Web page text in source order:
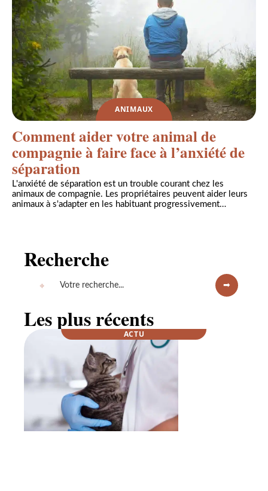
ANIMAUX
Comment aider votre animal de
compagnie à faire face à l’anxiété de
séparation
L'anxiété de séparation est un trouble courant chez les
animaux de compagnie. Les propriétaires peuvent aider leurs
animaux à s'adapter en les habituant progressivement…
Recherche
Les plus récents
ACTU